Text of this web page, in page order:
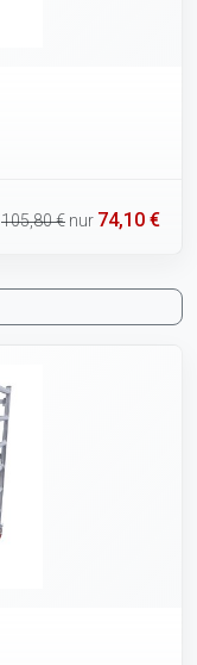
105,80 € nur 74,10 €